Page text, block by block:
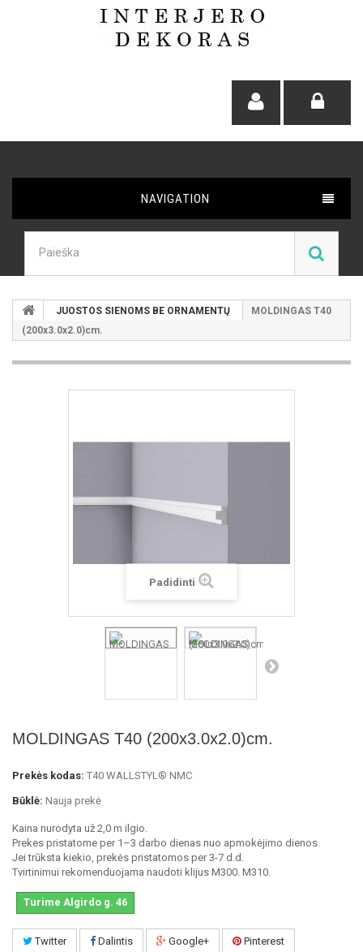
NAVIGATION
JUOSTOS SIENOMS BE ORNAMENTŲ
MOLDINGAS T40
(200x3.0x2.0)cm.
Padidinti
MOLDINGAS T40 (200x3.0x2.0)cm.
Prekės kodas: T40 WALLSTYL® NMC
Būklė: Nauja prekė
Kaina nurodyta už 2,0 m ilgio.
Prekes pristatome per 1–3 darbo dienas nuo apmokėjimo dienos.
Jei trūksta kiekio, prekės pristatomos per 3-7 d.d.
Tvirtinimui rekomenduojama naudoti klijus M300. M310.
Turime Algirdo g. 46
Twitter Dalintis Google+
Pinterest